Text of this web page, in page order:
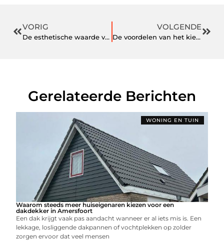
VORIG
De esthetische waarde van zonwering in het moderne design
VOLGENDE
De voordelen van het kiezen voor een autogarage in Harderwijk
Gerelateerde Berichten
WONING EN TUIN
Waarom steeds meer huiseigenaren kiezen voor een
dakdekker in Amersfoort
Een dak krijgt vaak pas aandacht wanneer er al iets mis is. Een
lekkage, losliggende dakpannen of vochtplekken op zolder
zorgen ervoor dat veel mensen